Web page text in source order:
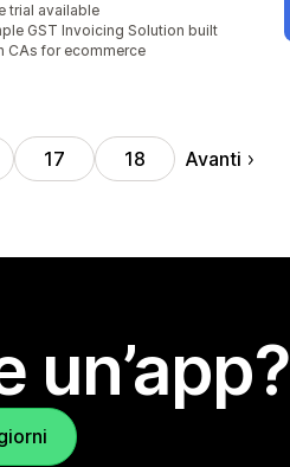
trial available
GST Invoicing Solution built
CAs for ecommerce
17 18 Avanti